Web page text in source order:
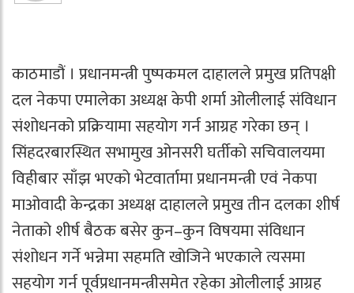
काठमाडौं । प्रधानमन्त्री पुष्पकमल दाहालले प्रमुख प्रतिपक्षी
दल नेकपा एमालेका अध्यक्ष केपी शर्मा ओलीलाई संविधान
संशोधनको प्रक्रियामा सहयोग गर्न आग्रह गरेका छन् ।
सिंहदरबारस्थित सभामुख ओनसरी घर्तीको सचिवालयमा
विहीबार साँझ भएको भेटवार्तामा प्रधानमन्त्री एवं नेकपा
माओवादी केन्द्रका अध्यक्ष दाहालले प्रमुख तीन दलका शीर्ष
नेताको शीर्ष बैठक बसेर कुन–कुन विषयमा संविधान
संशोधन गर्ने भन्नेमा सहमति खोजिने भएकाले त्यसमा
सहयोग गर्न पूर्वप्रधानमन्त्रीसमेत रहेका ओलीलाई आग्रह